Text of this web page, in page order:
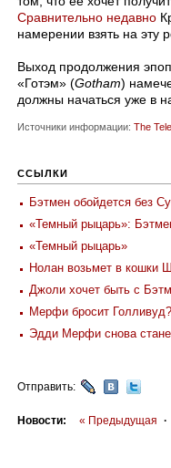
Сравнительно недавно
намерении взять на эту
Выход продолжения
«Готэм» (Gotham)
должны начаться уже в
Источники информации: The
ССЫЛКИ
Бэтмен обойдется без
«Темный рыцарь»:
«Темный рыцарь»
Нолан возьмет в кошки
Джоли хочет быть с
Мерфи бросит Голливуд?
Эдди Мерфи снова
Отправить:
Новости: « Предыдущая ·